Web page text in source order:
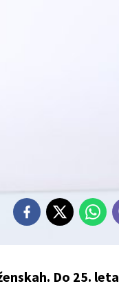
Do 25. leta